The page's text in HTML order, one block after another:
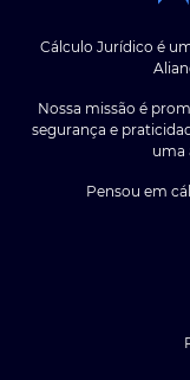
Cálculo Jurídico é
Nossa missão é
segurança e
uma
Pensou em